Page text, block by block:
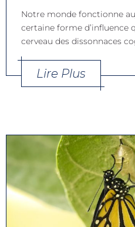
Notre monde fonctionne
certaine forme d’influence
cerveau des dissonnaces
Lire Plus